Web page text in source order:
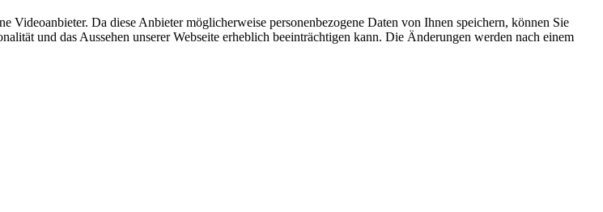
Da diese Anbieter möglicherweise personenbezogene Daten von Ihnen speichern, können Sie
und das Aussehen unserer Webseite erheblich beeinträchtigen kann. Die Änderungen werden nach einem